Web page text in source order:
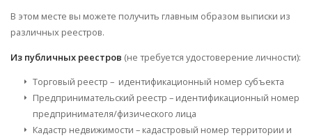
В этом месте вы можете получить главным образом выписки из
различных реестров.
Из публичных реестров (не требуется удостоверение личности):
Торговый реестр – идентификационный номер субъекта
Предпринимательский реестр – идентификационный номер
предпринимателя/физического лица
Кадастр недвижимости – кадастровый номер территории и